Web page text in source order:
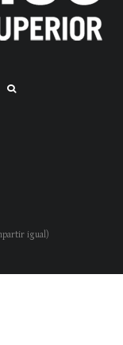
igual)